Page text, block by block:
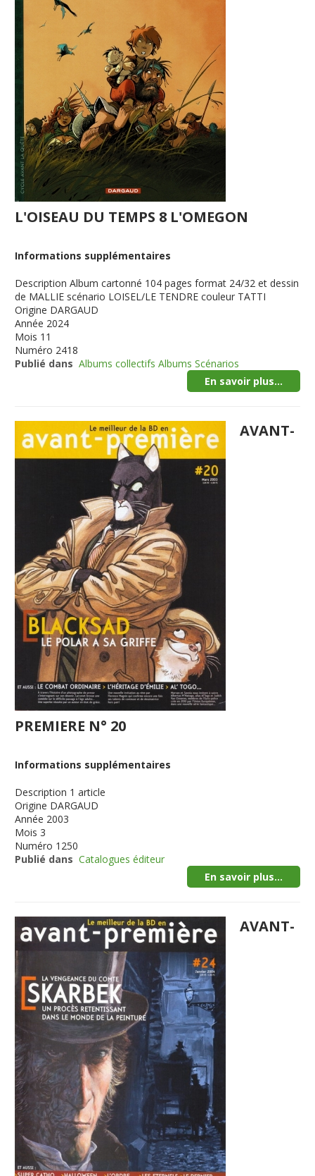
L'OISEAU DU TEMPS 8 L'OMEGON
Informations supplémentaires
Description Album cartonné 104 pages format 24/32 et dessin
de MALLIE scénario LOISEL/LE TENDRE couleur TATTI
Origine DARGAUD
Année 2024
Mois 11
Numéro 2418
Publié dans Albums collectifs Albums Scénarios
En savoir plus...
AVANT-
PREMIERE N° 20
Informations supplémentaires
Description 1 article
Origine DARGAUD
Année 2003
Mois 3
Numéro 1250
Publié dans Catalogues éditeur
En savoir plus...
AVANT-